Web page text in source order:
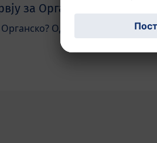
за Органскиот Печат
Одговори од Клаус